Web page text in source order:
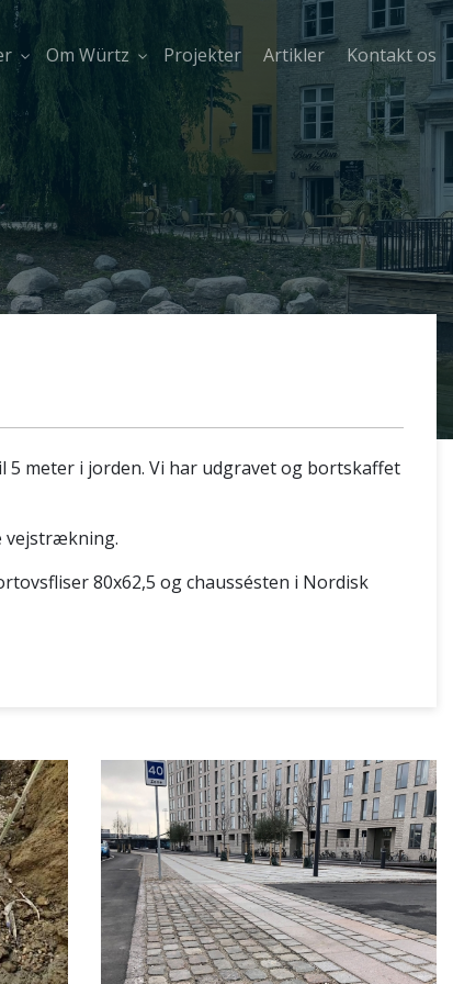
Om Würtz Projekter Artikler Kontakt os
meter i jorden. Vi har udgravet og bortskaffet
vejstrækning.
80x62,5 og chaussésten i Nordisk